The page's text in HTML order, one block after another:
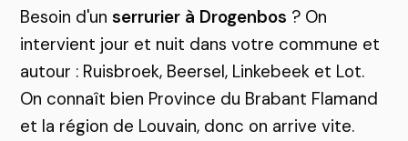
Besoin d'unserrurier à Drogenbos ? On
intervient jour et nuit dans votre commune et
autour : Ruisbroek, Beersel, Linkebeek et Lot.
On connaît bien Province du Brabant Flamand
et la région de Louvain, donc on arrive vite.